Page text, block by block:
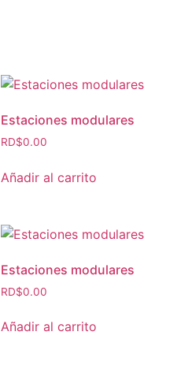
Estaciones modulares
RD$0.00
Añadir al carrito
Estaciones modulares
RD$0.00
Añadir al carrito